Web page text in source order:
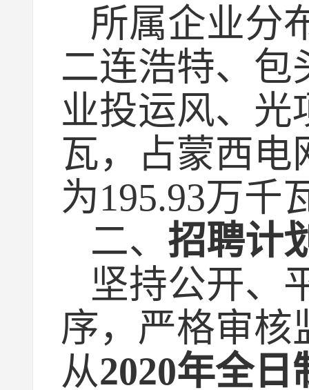
所属企业分
二连浩特、包
业投运风、光
瓦，占蒙西电
为195.93万千
二、 招聘计
坚持公开、
序，严格审核
从2020年全